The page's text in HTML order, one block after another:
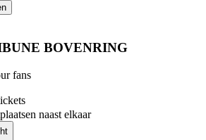
BOVENRING
fans
naast elkaar